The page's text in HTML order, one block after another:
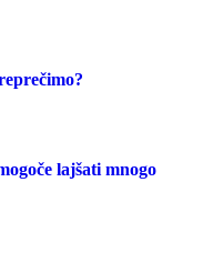
lajšati mnogo